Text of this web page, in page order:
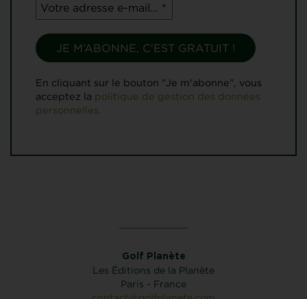
En cliquant sur le bouton "Je m'abonne", vous
acceptez la politique de gestion des données
personnelles.
Golf Planète
Les Éditions de la Planète
Paris - France